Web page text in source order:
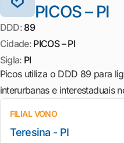
PICOS – PI
DDD:89
Cidade: PICOS – PI
Sigla: PI
Picos utiliza o DDD 89 para
interurbanas e interestaduais
FILIAL VONO
Teresina - PI